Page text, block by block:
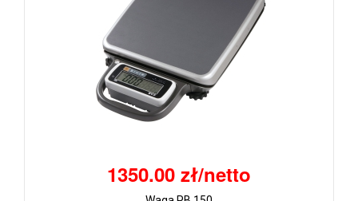
1350.00 zł/netto